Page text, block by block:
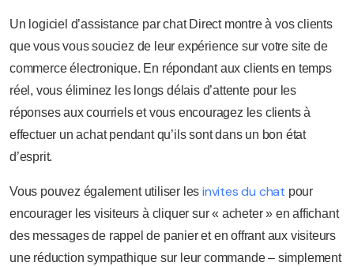
Un logiciel d’assistance par chat Direct montre à vos clients
que vous vous souciez de leur expérience sur votre site de
commerce électronique. En répondant aux clients en temps
réel, vous éliminez les longs délais d’attente pour les
réponses aux courriels et vous encouragez les clients à
effectuer un achat pendant qu’ils sont dans un bon état
d’esprit.
Vous pouvez également utiliser les invites du chat pour
encourager les visiteurs à cliquer sur « acheter » en affichant
des messages de rappel de panier et en offrant aux visiteurs
une réduction sympathique sur leur commande – simplement